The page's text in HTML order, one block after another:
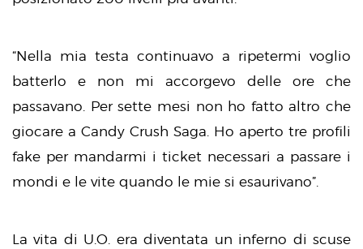
“Nella mia testa continuavo a ripetermi voglio
batterlo e non mi accorgevo delle ore che
passavano. Per sette mesi non ho fatto altro che
giocare a Candy Crush Saga. Ho aperto tre profili
fake per mandarmi i ticket necessari a passare i
mondi e le vite quando le mie si esaurivano”.
La vita di U.O. era diventata un inferno di scuse